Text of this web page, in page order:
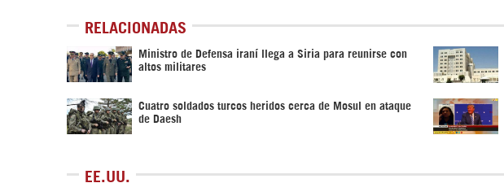
RELACIONADAS
Ministro de Defensa iraní llega a Siria para reunirse con
altos militares
Cuatro soldados turcos heridos cerca de Mosul en ataque
de Daesh
EE.UU.